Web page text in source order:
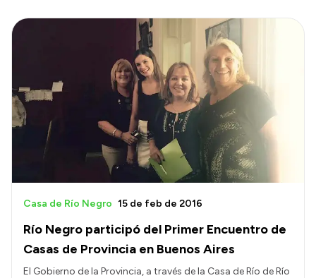
Referentes de prensa
Transparencia
Presupuesto
Boletín Oficial
Compras y licitaciones
Consulta de expedientes
Convocatorias
Intranet
Río Negro participó del Primer Encuentro de
Casas de Provincia en Buenos Aires
Casa de Río Negro 15 de feb de 2016
El Gobierno de la Provincia, a través de la Casa de Río de Río